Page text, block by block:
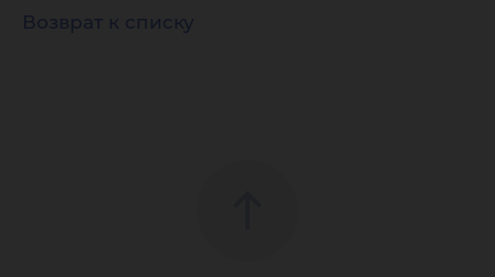
Возврат к списку